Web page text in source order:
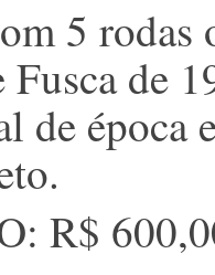
5
Fusca de
de época
R$